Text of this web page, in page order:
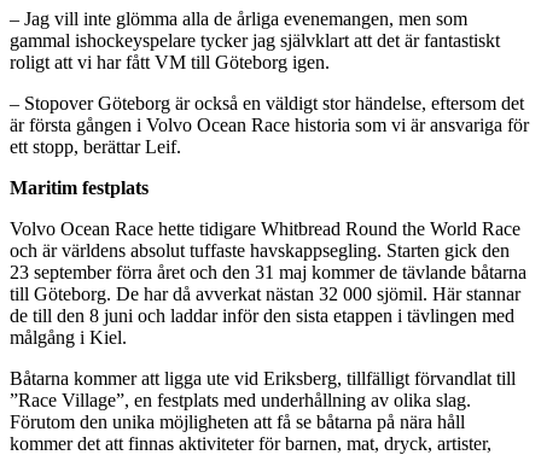
– Jag vill inte glömma alla de årliga evenemangen, men som
gammal ishockeyspelare tycker jag självklart att det är fantastiskt
roligt att vi har fått VM till Göteborg igen.
– Stopover Göteborg är också en väldigt stor händelse, eftersom det
är första gången i Volvo Ocean Race historia som vi är ansvariga för
ett stopp, berättar Leif.
Maritim festplats
Volvo Ocean Race hette tidigare Whitbread Round the World Race
och är världens absolut tuffaste havskappsegling. Starten gick den
23 september förra året och den 31 maj kommer de tävlande båtarna
till Göteborg. De har då avverkat nästan 32 000 sjömil. Här stannar
de till den 8 juni och laddar inför den sista etappen i tävlingen med
målgång i Kiel.
Båtarna kommer att ligga ute vid Eriksberg, tillfälligt förvandlat till
”Race Village”, en festplats med underhållning av olika slag.
Förutom den unika möjligheten att få se båtarna på nära håll
kommer det att finnas aktiviteter för barnen, mat, dryck, artister,